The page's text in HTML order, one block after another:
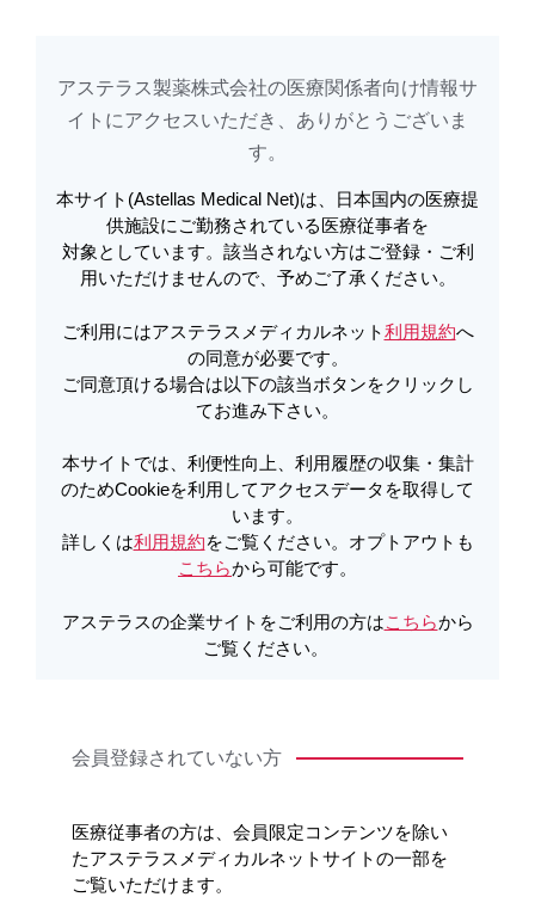
アステラスメディカルネットでは、利便性向上、利用履歴の収集・集計のた
Cookieを利用してアクセスデータを取得しています。詳しくは 利用規約
適正使用資材（医療関係者向け） |
【下敷】レパーサ皮下注140mgペン
製品詳細
オンラインオーダー
アステラス製薬株式会社の医療関係者向け情報サ
イトに​アクセスいただき、ありがとうございま
す。​
本サイト(Astellas Medical Net)は、日本国内の医療提
供施設にご勤務されている医療従事者を
対象としています。該当されない方はご登録・ご利
用いただけませんので、予めご了承ください。
ご利用にはアステラスメディカルネット利用規約へ
の同意が必要です。
ご同意頂ける場合は以下の該当ボタンをクリックし
てお進み下さい。
本サイトでは、利便性向上、利用履歴の収集・集計
のためCookieを利用してアクセスデータを取得して
います。
詳しくは利用規約をご覧ください。オプトアウトも
こちらから可能です。
アステラスの企業サイトをご利用の方はこちらから
ご覧ください。
会員登録されていない方
医療従事者の方は、会員限定コンテンツを除い
たアステラスメディカルネットサイトの一部を
ご覧いただけます。